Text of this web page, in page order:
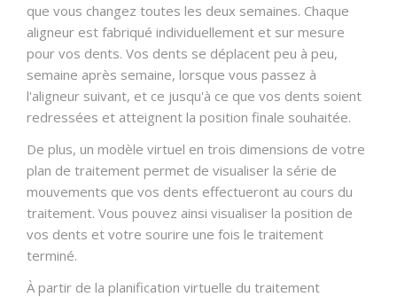
que vous changez toutes les deux semaines. Chaque
aligneur est fabriqué individuellement et sur mesure
pour vos dents. Vos dents se déplacent peu à peu,
semaine après semaine, lorsque vous passez à
l'aligneur suivant, et ce jusqu'à ce que vos dents soient
redressées et atteignent la position finale souhaitée.
De plus, un modèle virtuel en trois dimensions de votre
plan de traitement permet de visualiser la série de
mouvements que vos dents effectueront au cours du
traitement. Vous pouvez ainsi visualiser la position de
vos dents et votre sourire une fois le traitement
terminé.
À partir de la planification virtuelle du traitement